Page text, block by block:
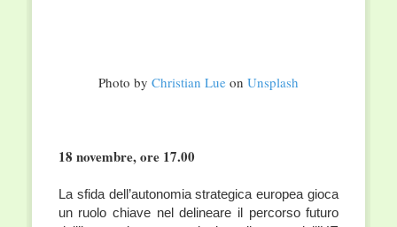
Photo by Christian Lue on Unsplash
18 novembre, ore 17.00
La sfida dell’autonomia strategica europea gioca
un ruolo chiave nel delineare il percorso futuro